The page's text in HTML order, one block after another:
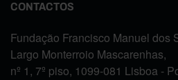
CONTACTOS
Fundação Francisco Manuel dos
Largo Monterroio Mascarenhas,
nº 1, 7º piso, 1099-081 Lisboa -